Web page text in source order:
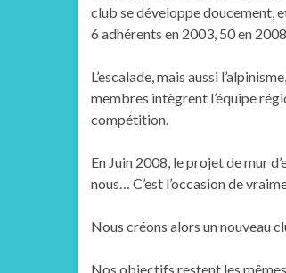
club se développe doucement,
6 adhérents en 2003, 50 en
L’escalade, mais aussi
membres intègrent l’équipe
compétition.
En Juin 2008, le projet de mur
nous… C’est l’occasion de
Nous créons alors un nouveau
Nos objectifs restent les